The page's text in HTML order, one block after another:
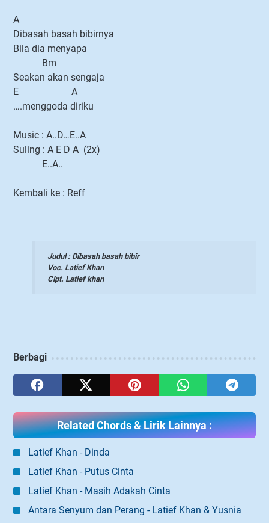
A
Dibasah basah bibirnya
Bila dia menyapa
Bm
Seakan akan sengaja
E A
….menggoda diriku
Music : A..D…E..A
Suling : A E D A (2x)
E..A..
Kembali ke : Reff
Judul : Dibasah basah bibir
Voc. Latief Khan
Cipt. Latief khan
Berbagi
Related Chords & Lirik Lainnya :
Latief Khan - Dinda
Latief Khan - Putus Cinta
Latief Khan - Masih Adakah Cinta
Antara Senyum dan Perang - Latief Khan & Yusnia